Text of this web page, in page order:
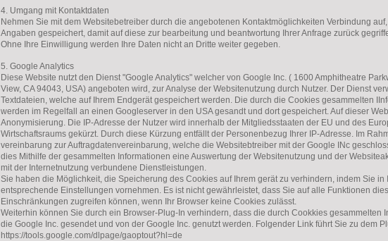
4. Umgang mit Kontaktdaten
Nehmen Sie mit dem Websitebetreiber durch die angebotenen Kontaktmöglichkeiten Verbindung
Angaben gespeichert, damit auf diese zur bearbeitung und beantwortung Ihrer Anfrage zurück
Ohne Ihre Einwilligung werden Ihre Daten nicht an Dritte weiter gegeben.
5. Google Analytics
Diese Website nutzt den Dienst "Google Analytics" welcher von Google Inc. ( 1600 Amphitheatre
View, CA 94043, USA) angeboten wird, zur Analyse der Websitenutzung durch Nutzer. Der Dienst
Textdateien, welche auf Ihrem Endgerät gespeichert werden. Die durch die Cookies gesammelten
werden im Regelfall an einen Googleserver in den USA gesandt und dort gespeichert. Auf dieser
Anonymisierung. Die IP-Adresse der Nutzer wird innerhalb der Mitgliedsstaaten der EU und des
Wirtschaftsraums gekürzt. Durch diese Kürzung entfällt der Personenbezug Ihrer IP-Adresse. Im
vereinbarung zur Auftragdatenvereinbarung, welche die Websitebtreiber mit der Google INc
dies Mithilfe der gesammelten Informationen eine Auswertung der Websitenutzung und der
mit der Internetnutzung verbundene Dienstleistungen.
Sie haben die Möglichkeit, die Speicherung des Cookies auf Ihrem gerät zu verhindern, indem Sie in
entsprechende Einstellungen vornehmen. Es ist nicht gewährleistet, dass Sie auf alle Funktionen
Einschränkungen zugreifen können, wenn Ihr Browser keine Cookies zulässt.
Weiterhin können Sie durch ein Browser-Plug-In verhindern, dass die durch Cookkies gesammelten
die Google Inc. gesendet und von der Google Inc. genutzt werden. Folgender Link führt Sie zu dem
https://tools.google.com/dlpage/gaoptout?hl=de